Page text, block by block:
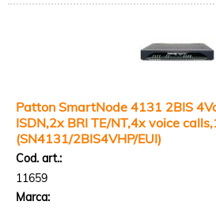
Patton SmartNode 4131 2BIS
ISDN,2x BRI TE/NT,4x voice
(SN4131/2BIS4VHP/EUI)
Cod. art.:
11659
Marca: